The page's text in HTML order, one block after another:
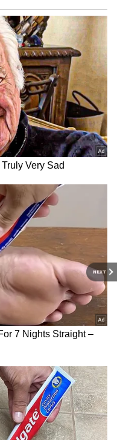
NEXT
ಆಗಿ ಕೆಲಸ ಮಾಡಿದ್ದೇನೆ.
ಸಿನಿಮಾ ವೀಕ್ಷಿಸುವುದು,
ಹವ್ಯಾಸಗಳು.
News), ಟಿವಿ
Shows), ಸೆಲೆಬ್ರಿಟಿ
ಏಷ್ಯಾನೆಟ್
ವಿಭಾಗ ನೋಡಿ.
Movies Review),
ಅಪ್‌ಡೇಟ್ಸ್‌,
ಗಳ ಬಗ್ಗೆ